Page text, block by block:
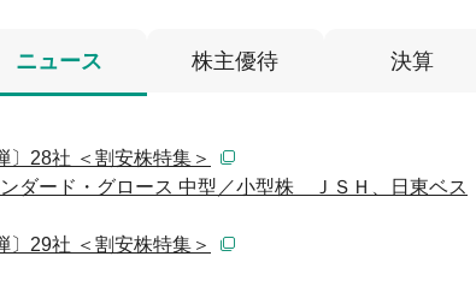
ニュース 株主優待 決算
28社 ＜割安株特集＞
ダード・グロース 中型／小型株 ＪＳＨ、日東ベス
29社 ＜割安株特集＞